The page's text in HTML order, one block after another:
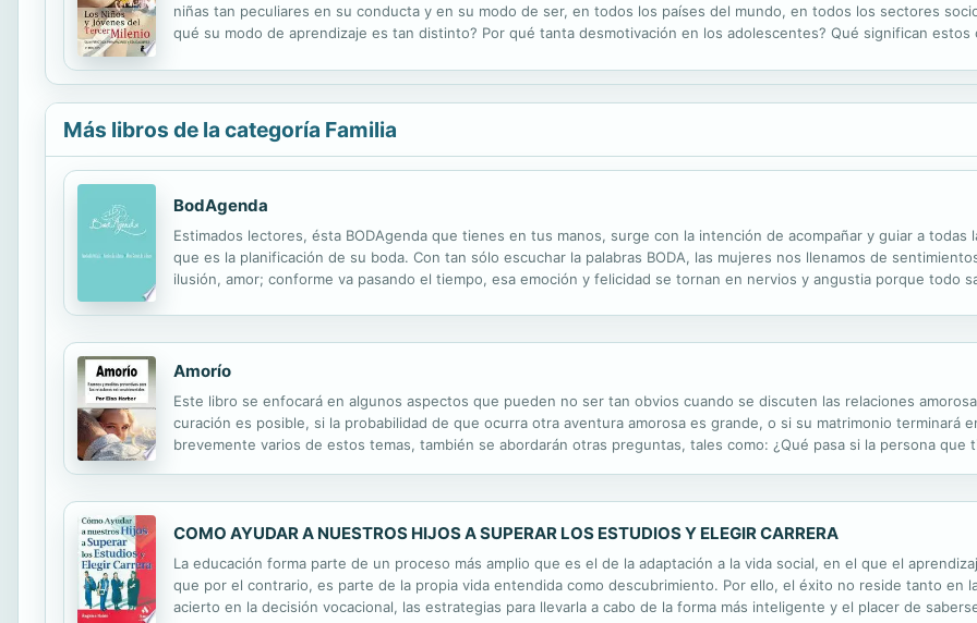
niñas tan peculiares en su conducta y en su modo de ser, en todos los países del mundo, en todos los sectores
qué su modo de aprendizaje es tan distinto? Por qué tanta desmotivación en los adolescentes? Qué significan estos
Más libros de la categoría Familia
BodAgenda
Estimados lectores, ésta BODAgenda que tienes en tus manos, surge con la intención de acompañar y guiar a
que es la planificación de su boda. Con tan sólo escuchar la palabras BODA, las mujeres nos llenamos de
ilusión, amor; conforme va pasando el tiempo, esa emoción y felicidad se tornan en nervios y angustia porque todo
Amorío
Este libro se enfocará en algunos aspectos que pueden no ser tan obvios cuando se discuten las relaciones
curación es posible, si la probabilidad de que ocurra otra aventura amorosa es grande, o si su matrimonio terminará
brevemente varios de estos temas, también se abordarán otras preguntas, tales como: ¿Qué pasa si la persona que
COMO AYUDAR A NUESTROS HIJOS A SUPERAR LOS ESTUDIOS Y ELEGIR CARRERA
La educación forma parte de un proceso más amplio que es el de la adaptación a la vida social, en el que el
que por el contrario, es parte de la propia vida entendida como descubrimiento. Por ello, el éxito no reside tanto en
acierto en la decisión vocacional, las estrategias para llevarla a cabo de la forma más inteligente y el placer de